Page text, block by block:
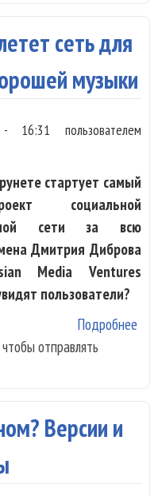
сеть для
музыки
- 16:31 пользователем
стартует самый
социальной
сети за всю
Дмитрия Диброва
Media Ventures
пользователи?
Подробнее
чтобы отправлять
Версии и